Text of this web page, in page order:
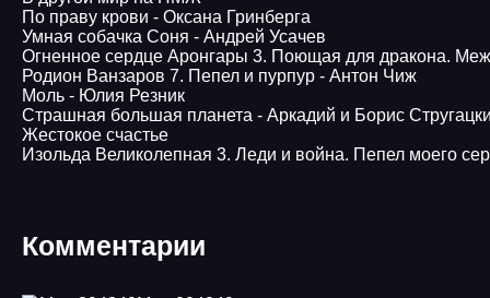
По праву крови - Оксана Гринберга
Умная собачка Соня - Андрей Усачев
Огненное сердце Аронгары 3. Поющая для дракона.
Родион Ванзаров 7. Пепел и пурпур - Антон Чиж
Моль - Юлия Резник
Страшная большая планета - Аркадий и Борис
Жестокое счастье
Изольда Великолепная 3. Леди и война. Пепел моего
Комментарии